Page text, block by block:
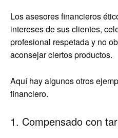
Los asesores financieros
intereses de sus clientes,
profesional respetada y no
aconsejar ciertos productos.
Aquí hay algunos otros
financiero.
1. Compensado con